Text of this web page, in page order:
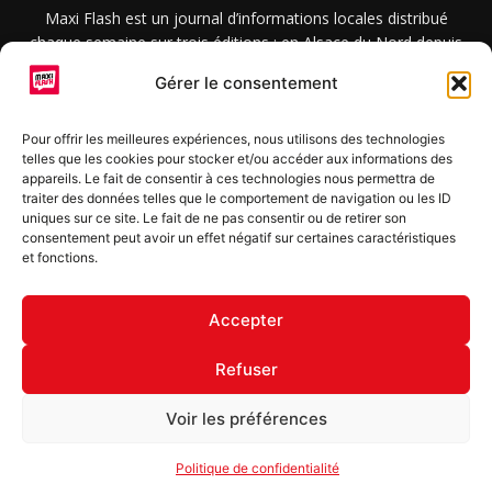
Gérer le consentement
Pour offrir les meilleures expériences, nous utilisons des technologies
telles que les cookies pour stocker et/ou accéder aux informations des
appareils. Le fait de consentir à ces technologies nous permettra de
traiter des données telles que le comportement de navigation ou les ID
uniques sur ce site. Le fait de ne pas consentir ou de retirer son
consentement peut avoir un effet négatif sur certaines caractéristiques
et fonctions.
Accepter
Refuser
Voir les préférences
Politique de confidentialité
Maxi Flash est un journal d’informations locales distribué
chaque semaine sur trois éditions : en Alsace du Nord depuis
2015, dans les secteurs d’Obernai-Molsheim-Erstein depuis
2022, et à Colmar, Vignoble et Plaine depuis 2023.
SUIVEZ-NOUS
S'inscrire à la newsletter
© Copyright © 2022 Maxi Flash